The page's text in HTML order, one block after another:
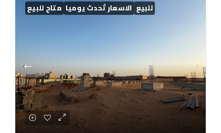
للبيع الاسعار تُحدث يوميا متاح للبيع